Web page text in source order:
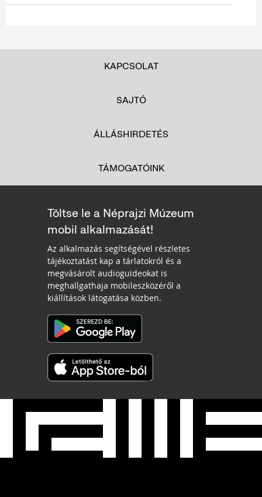
KAPCSOLAT
SAJTÓ
ÁLLÁSHIRDETÉS
TÁMOGATÓINK
Töltse le a Néprajzi Múzeum
mobil alkalmazását!
Az alkalmazás segítségével részletes
tájékoztatást kap a tárlatokról és a
megvásárolt audioguideokat is
meghallgathaja mobileszközéről a
kiállítások látogatása közben.